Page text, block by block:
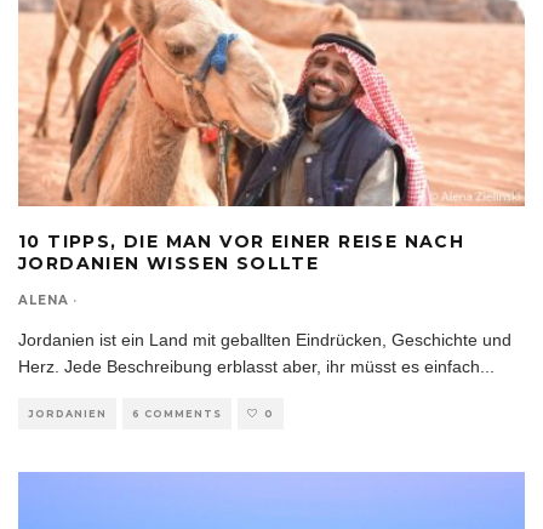
10 TIPPS, DIE MAN VOR EINER REISE NACH
JORDANIEN WISSEN SOLLTE
ALENA ·
Jordanien ist ein Land mit geballten Eindrücken, Geschichte und
Herz. Jede Beschreibung erblasst aber, ihr müsst es einfach
JORDANIEN 6 COMMENTS 0